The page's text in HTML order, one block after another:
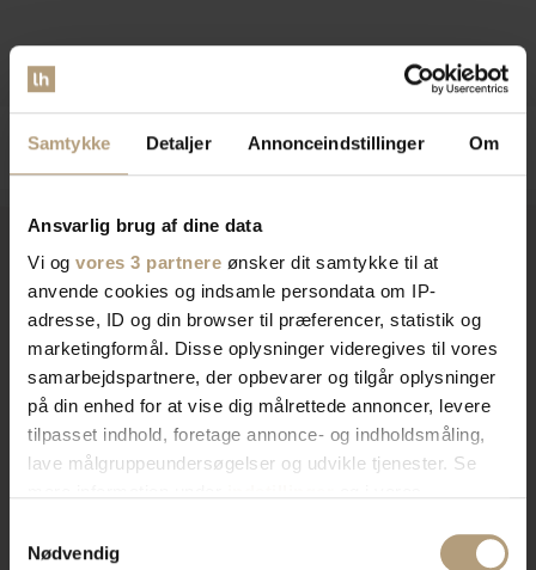
Samtykke Detaljer Annonceindstillinger Om
Ansvarlig brug af dine data
Vi og vores 3 partnere ønsker dit samtykke til at
anvende cookies og indsamle persondata om IP-
adresse, ID og din browser til præferencer, statistik og
marketingformål. Disse oplysninger videregives til vores
samarbejdspartnere, der opbevarer og tilgår oplysninger
på din enhed for at vise dig målrettede annoncer, levere
tilpasset indhold, foretage annonce- og indholdsmåling,
lave målgruppeundersøgelser og udvikle tjenester. Se
tilbage eller ændre indstillinger fra vores
Nødvendig
DKK5.249,00
Vi erspecialisterindenfor
indretning af private hjem og
erhvervslokaler​
Vores brede sortiment forvandler dit rum med stil og
farverigt interiør. Vi har skænke, TV-borde, bordben,